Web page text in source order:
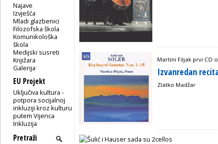
Najave
Izvješća
Mladi glazbenici
Filozofska škola
Komunikološka
škola
Medijski susreti
Knjižara
Galerija
EU Projekt
Uključiva kultura -
potpora socijalnoj
inkluziji kroz kulturu
putem Vijenca
Inkluzija
Martini Filjak prvi CD
Izvanredan
Zlatko Madžar